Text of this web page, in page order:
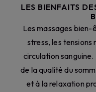
LES BIENFAITS
Les massages
stress, les
circulation
de la qualité du
et à la relaxation